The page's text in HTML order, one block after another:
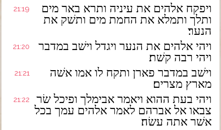
21:19
ויפקח אלהים את עיניה ותרא באר מים
ותלך ותמלא את החמת מים ותשׁק את
הנער׃
21:20
ויהי אלהים את הנער ויגדל וישׁב במדבר
ויהי רבה קשׁת׃
21:21
וישׁב במדבר פארן ותקח לו אמו אשׁה
מארץ מצרים׃
21:22
ויהי בעת ההוא ויאמר אבימלך ופיכל שׂר
צבאו אל אברהם לאמר אלהים עמך בכל
אשׁר אתה עשׂה׃